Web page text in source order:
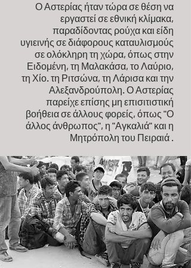
Ο Αστερίας ήταν τώρα σε θέση να
εργαστεί σε εθνική κλίμακα,
παραδίδοντας ρούχα και είδη
υγιεινής σε διάφορους καταυλισμούς
σε ολόκληρη τη χώρα, όπως στην
Ειδομένη, τη Μαλακάσα, το Λαύριο,
τη Χίο. τη Ριτσώνα, τη Λάρισα και την
Αλεξανδρούπολη. Ο Αστερίας
παρείχε επίσης μη επισιτιστική
βοήθεια σε άλλους φορείς, όπως "Ο
άλλος άνθρωπος", η "Αγκαλιά" και η
Μητρόπολη του Πειραιά .